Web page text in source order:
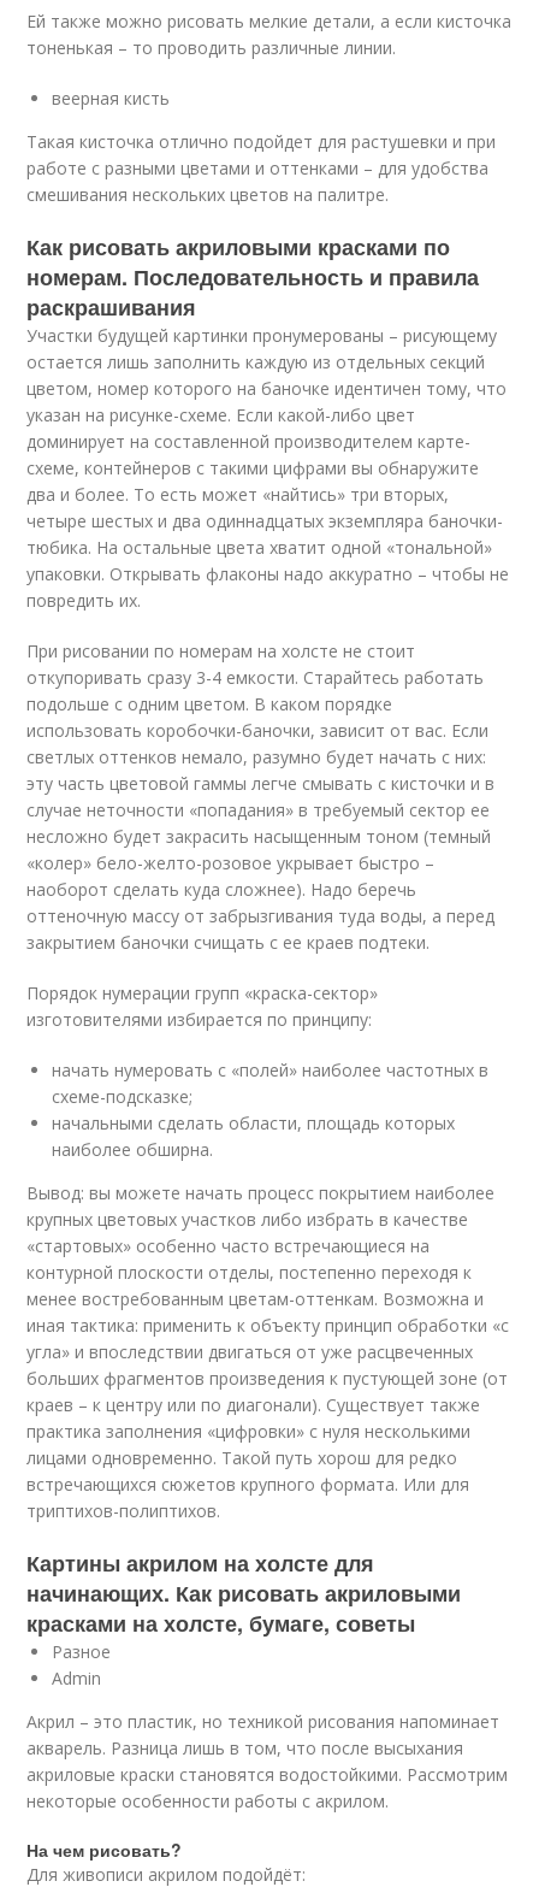
Ей также можно рисовать мелкие детали, а если кисточка
тоненькая – то проводить различные линии.
веерная кисть
Такая кисточка отлично подойдет для растушевки и при
работе с разными цветами и оттенками – для удобства
смешивания нескольких цветов на палитре.
Как рисовать акриловыми красками по
номерам. Последовательность и правила
раскрашивания
Участки будущей картинки пронумерованы – рисующему
остается лишь заполнить каждую из отдельных секций
цветом, номер которого на баночке идентичен тому, что
указан на рисунке-схеме. Если какой-либо цвет
доминирует на составленной производителем карте-
схеме, контейнеров с такими цифрами вы обнаружите
два и более. То есть может «найтись» три вторых,
четыре шестых и два одиннадцатых экземпляра баночки-
тюбика. На остальные цвета хватит одной «тональной»
упаковки. Открывать флаконы надо аккуратно – чтобы не
повредить их.
При рисовании по номерам на холсте не стоит
откупоривать сразу 3-4 емкости. Старайтесь работать
подольше с одним цветом. В каком порядке
использовать коробочки-баночки, зависит от вас. Если
светлых оттенков немало, разумно будет начать с них:
эту часть цветовой гаммы легче смывать с кисточки и в
случае неточности «попадания» в требуемый сектор ее
несложно будет закрасить насыщенным тоном (темный
«колер» бело-желто-розовое укрывает быстро –
наоборот сделать куда сложнее). Надо беречь
оттеночную массу от забрызгивания туда воды, а перед
закрытием баночки счищать с ее краев подтеки.
Порядок нумерации групп «краска-сектор»
изготовителями избирается по принципу:
начать нумеровать с «полей» наиболее частотных в
схеме-подсказке;
начальными сделать области, площадь которых
наиболее обширна.
Вывод: вы можете начать процесс покрытием наиболее
крупных цветовых участков либо избрать в качестве
«стартовых» особенно часто встречающиеся на
контурной плоскости отделы, постепенно переходя к
менее востребованным цветам-оттенкам. Возможна и
иная тактика: применить к объекту принцип обработки «с
угла» и впоследствии двигаться от уже расцвеченных
больших фрагментов произведения к пустующей зоне (от
краев – к центру или по диагонали). Существует также
практика заполнения «цифровки» с нуля несколькими
лицами одновременно. Такой путь хорош для редко
встречающихся сюжетов крупного формата. Или для
триптихов-полиптихов.
Картины акрилом на холсте для
начинающих. Как рисовать акриловыми
красками на холсте, бумаге, советы
Разное
Admin
Акрил – это пластик, но техникой рисования напоминает
акварель. Разница лишь в том, что после высыхания
акриловые краски становятся водостойкими. Рассмотрим
некоторые особенности работы с акрилом.
На чем рисовать?
Для живописи акрилом подойдёт: